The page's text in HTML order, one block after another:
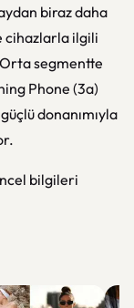
biraz daha
cihazlarla ilgili
segmentte
Phone (3a)
donanımıyla
bilgileri